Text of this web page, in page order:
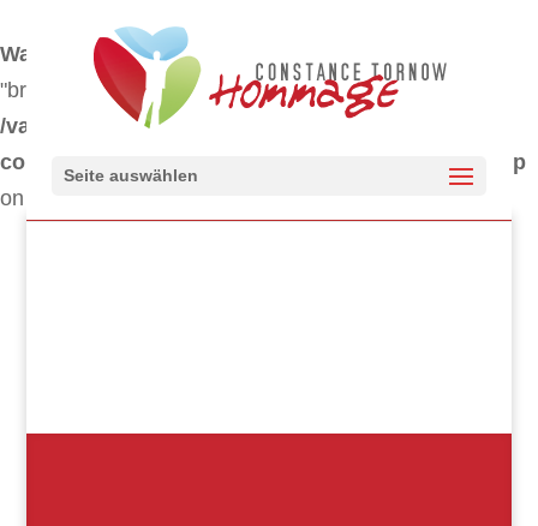
Warning
: "continue" targeting switch is equivalent to
"break". Did you mean to use "continue 2"? in
/var/www/clients/client347/web1424/web/wp-
content/themes/Divi/includes/builder/functions.php
on line
Seite auswählen